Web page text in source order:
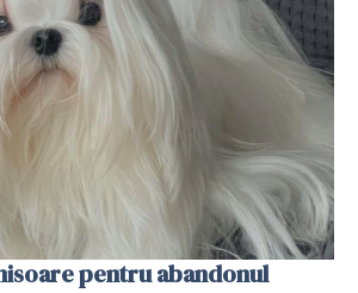
pentru abandonul